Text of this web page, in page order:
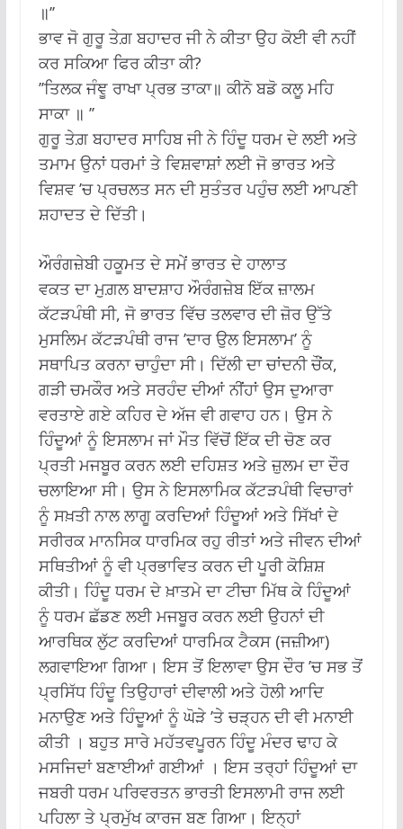
॥’’
ਭਾਵ ਜੋ ਗੁਰੂ ਤੇਗ਼ ਬਹਾਦਰ ਜੀ ਨੇ ਕੀਤਾ ਉਹ ਕੋਈ ਵੀ ਨਹੀਂ
ਕਰ ਸਕਿਆ ਫਿਰ ਕੀਤਾ ਕੀ?
’’ਤਿਲਕ ਜੰਞੂ ਰਾਖਾ ਪ੍ਰਭ ਤਾਕਾ॥ ਕੀਨੋ ਬਡੋ ਕਲੂ ਮਹਿ
ਸਾਕਾ ॥ ’’
ਗੁਰੂ ਤੇਗ਼ ਬਹਾਦਰ ਸਾਹਿਬ ਜੀ ਨੇ ਹਿੰਦੂ ਧਰਮ ਦੇ ਲਈ ਅਤੇ
ਤਮਾਮ ਉਨਾਂ ਧਰਮਾਂ ਤੇ ਵਿਸ਼ਵਾਸ਼ਾਂ ਲਈ ਜੋ ਭਾਰਤ ਅਤੇ
ਵਿਸ਼ਵ ’ਚ ਪ੍ਰਚਲਤ ਸਨ ਦੀ ਸੁਤੰਤਰ ਪਹੁੰਚ ਲਈ ਆਪਣੀ
ਸ਼ਹਾਦਤ ਦੇ ਦਿੱਤੀ।
ਔਰੰਗਜ਼ੇਬੀ ਹਕੂਮਤ ਦੇ ਸਮੇਂ ਭਾਰਤ ਦੇ ਹਾਲਾਤ
ਵਕਤ ਦਾ ਮੁਗ਼ਲ ਬਾਦਸ਼ਾਹ ਔਰੰਗਜ਼ੇਬ ਇੱਕ ਜ਼ਾਲਮ
ਕੱਟੜਪੰਥੀ ਸੀ, ਜੋ ਭਾਰਤ ਵਿੱਚ ਤਲਵਾਰ ਦੀ ਜ਼ੋਰ ਉੱਤੇ
ਮੁਸਲਿਮ ਕੱਟੜਪੰਥੀ ਰਾਜ ’ਦਾਰ ਉਲ ਇਸਲਾਮ’ ਨੂੰ
ਸਥਾਪਿਤ ਕਰਨਾ ਚਾਹੁੰਦਾ ਸੀ। ਦਿੱਲੀ ਦਾ ਚਾਂਦਨੀ ਚੌਂਕ,
ਗੜੀ ਚਮਕੌਰ ਅਤੇ ਸਰਹੰਦ ਦੀਆਂ ਨੀਂਹਾਂ ਉਸ ਦੁਆਰਾ
ਵਰਤਾਏ ਗਏ ਕਹਿਰ ਦੇ ਅੱਜ ਵੀ ਗਵਾਹ ਹਨ। ਉਸ ਨੇ
ਹਿੰਦੂਆਂ ਨੂੰ ਇਸਲਾਮ ਜਾਂ ਮੌਤ ਵਿੱਚੋਂ ਇੱਕ ਦੀ ਚੋਣ ਕਰ
ਪ੍ਰਤੀ ਮਜਬੂਰ ਕਰਨ ਲਈ ਦਹਿਸ਼ਤ ਅਤੇ ਜ਼ੁਲਮ ਦਾ ਦੌਰ
ਚਲਾਇਆ ਸੀ। ਉਸ ਨੇ ਇਸਲਾਮਿਕ ਕੱਟੜਪੰਥੀ ਵਿਚਾਰਾਂ
ਨੂੰ ਸਖ਼ਤੀ ਨਾਲ ਲਾਗੂ ਕਰਦਿਆਂ ਹਿੰਦੂਆਂ ਅਤੇ ਸਿੱਖਾਂ ਦੇ
ਸਰੀਰਕ ਮਾਨਸਿਕ ਧਾਰਮਿਕ ਰਹੁ ਰੀਤਾਂ ਅਤੇ ਜੀਵਨ ਦੀਆਂ
ਸਥਿਤੀਆਂ ਨੂੰ ਵੀ ਪ੍ਰਭਾਵਿਤ ਕਰਨ ਦੀ ਪੂਰੀ ਕੋਸ਼ਿਸ਼
ਕੀਤੀ। ਹਿੰਦੂ ਧਰਮ ਦੇ ਖ਼ਾਤਮੇ ਦਾ ਟੀਚਾ ਮਿੱਥ ਕੇ ਹਿੰਦੂਆਂ
ਨੂੰ ਧਰਮ ਛੱਡਣ ਲਈ ਮਜਬੂਰ ਕਰਨ ਲਈ ਉਹਨਾਂ ਦੀ
ਆਰਥਿਕ ਲੁੱਟ ਕਰਦਿਆਂ ਧਾਰਮਿਕ ਟੈਕਸ (ਜਜ਼ੀਆ)
ਲਗਵਾਇਆ ਗਿਆ। ਇਸ ਤੋਂ ਇਲਾਵਾ ਉਸ ਦੌਰ ’ਚ ਸਭ ਤੋਂ
ਪ੍ਰਸਿੱਧ ਹਿੰਦੂ ਤਿਉਹਾਰਾਂ ਦੀਵਾਲੀ ਅਤੇ ਹੋਲੀ ਆਦਿ
ਮਨਾਉਣ ਅਤੇ ਹਿੰਦੂਆਂ ਨੂੰ ਘੋੜੇ ’ਤੇ ਚੜ੍ਹਨ ਦੀ ਵੀ ਮਨਾਈ
ਕੀਤੀ । ਬਹੁਤ ਸਾਰੇ ਮਹੱਤਵਪੂਰਨ ਹਿੰਦੂ ਮੰਦਰ ਢਾਹ ਕੇ
ਮਸਜਿਦਾਂ ਬਣਾਈਆਂ ਗਈਆਂ । ਇਸ ਤਰ੍ਹਾਂ ਹਿੰਦੂਆਂ ਦਾ
ਜਬਰੀ ਧਰਮ ਪਰਿਵਰਤਨ ਭਾਰਤੀ ਇਸਲਾਮੀ ਰਾਜ ਲਈ
ਪਹਿਲਾ ਤੇ ਪ੍ਰਮੁੱਖ ਕਾਰਜ ਬਣ ਗਿਆ। ਇਨ੍ਹਾਂ